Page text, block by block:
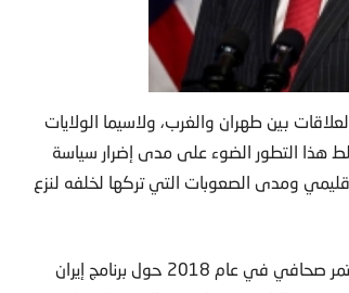
بين طهران والغرب، ولاسيما الولايات
هذا التطور الضوء على مدى إضرار سياسة
ومدى الصعوبات التي تركها لخلفه لنزع
واشنطن – عندما كشف رئيس الوزراء الإسرائيلي بنيامين نتنياهو خلال مؤتمر صحافي في عام 2018 حول برنامج إيران